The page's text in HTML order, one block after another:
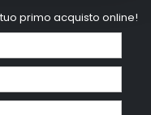
primo acquisto online!